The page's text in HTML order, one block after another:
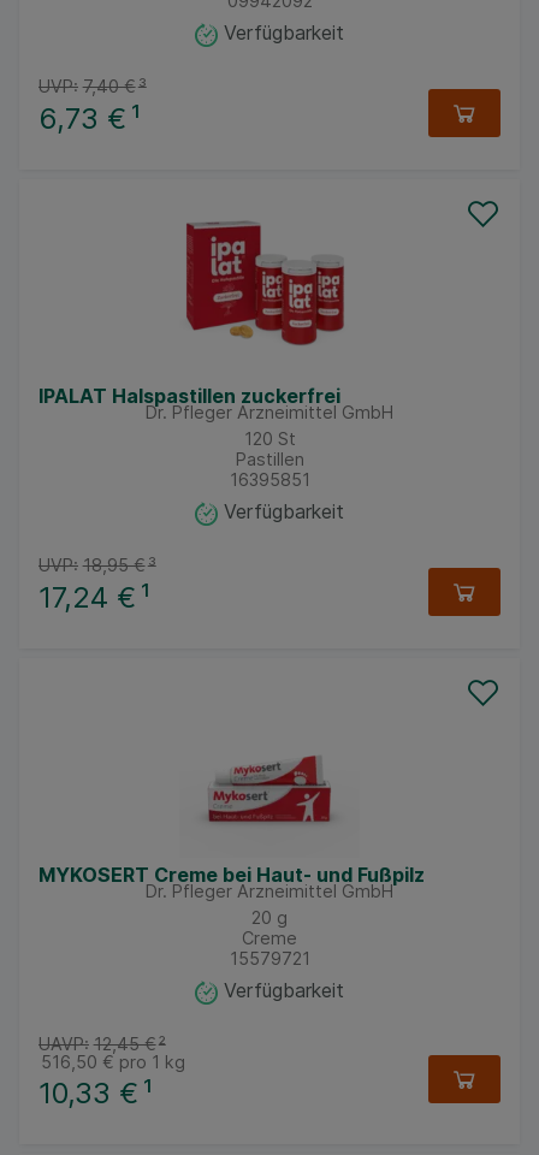
Verfügbarkeit
6,73 € ¹
UVP: 7,40 €³
IPALAT Halspastillen zuckerfrei
Dr. Pfleger Arzneimittel GmbH
120 St
Pastillen
16395851
Verfügbarkeit
17,24 € ¹
UVP: 18,95 €³
MYKOSERT Creme bei Haut- und Fußpilz
Dr. Pfleger Arzneimittel GmbH
20 g
Creme
15579721
Verfügbarkeit
10,33 € ¹
UAVP: 12,45 €²
516,50 € pro 1 kg